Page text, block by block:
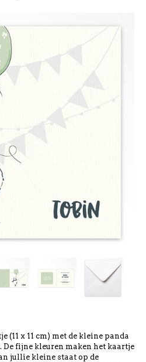
(11 x 11 cm) met de kleine panda
De fijne kleuren maken het kaartje
jullie kleine staat op de